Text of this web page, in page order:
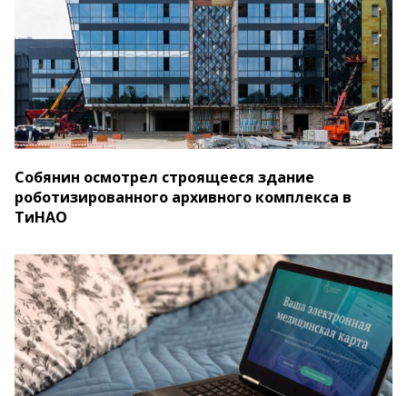
Собянин осмотрел строящееся здание
роботизированного архивного комплекса в
ТиНАО